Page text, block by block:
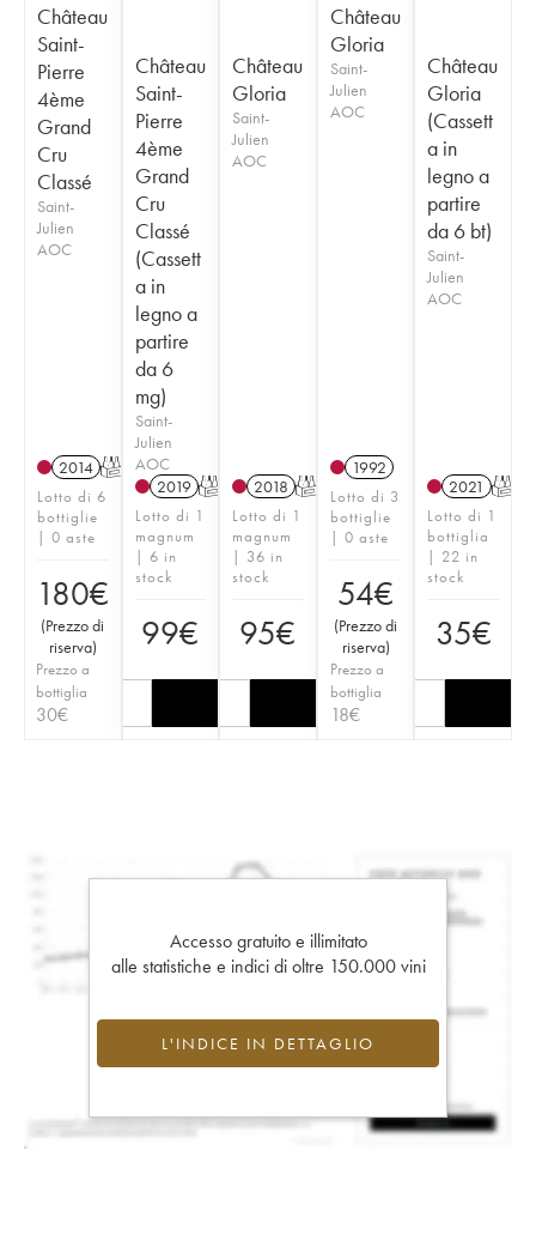
Château
Saint-
Pierre
4ème
Grand
Cru
Classé
Saint-
Julien
AOC
2014 T
Lotto di 6
bottiglie
| 0 aste
180€
(Prezzo di
riserva)
Prezzo a
bottiglia
30€
Château
Saint-
Pierre
4ème
Grand
Cru
Classé
(Cassett
a in
legno a
partire
da 6
mg)
Saint-
Julien
AOC
2019 T
Lotto di 1
magnum
| 6 in
stock
99€
Château
Gloria
Saint-
Julien
AOC
2018 T
Lotto di 1
magnum
| 36 in
stock
95€
Château
Gloria
Saint-
Julien
AOC
1992
Lotto di 3
bottiglie
| 0 aste
54€
(Prezzo di
riserva)
Prezzo a
bottiglia
18€
Château
Gloria
(Cassett
a in
legno a
partire
da 6 bt)
Saint-
Julien
AOC
2021 T
Lotto di 1
bottiglia
| 22 in
stock
35€
Accesso gratuito e illimitato
alle statistiche e indici di oltre 150.000 vini
L'INDICE IN DETTAGLIO